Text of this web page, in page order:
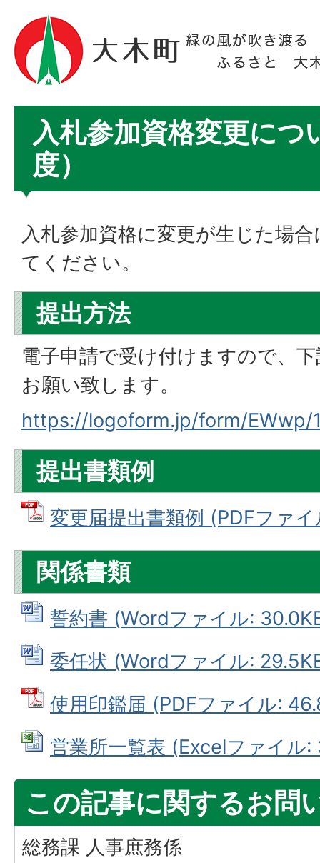
入札参加資格変更につ
度）
入札参加資格に変更が生じた場
てください。
提出方法
電子申請で受け付けますので、
お願い致します。
https://logoform.jp/form/EWwp/
提出書類例
変更届提出書類例 (PDFファ
関係書類
誓約書 (Wordファイル:
委任状 (Wordファイル:
使用印鑑届 (PDFファイル:
営業所一覧表 (Excelファイル:
この記事に関するお問
総務課 人事庶務係